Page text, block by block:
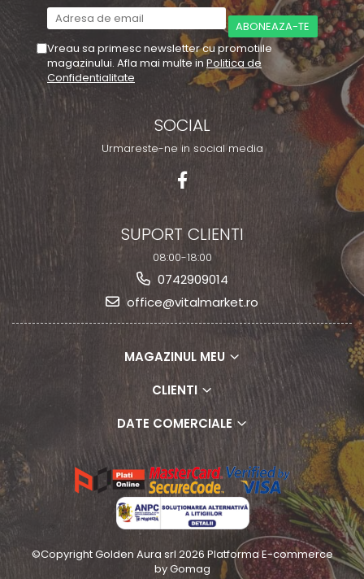
Vreau sa primesc newsletter cu promotiile
magazinului. Afla mai multe in Politica de
Confidentialitate
SOCIAL
Urmareste-ne in social media
SUPORT CLIENTI
08:00-18:00
0742909014
office@vitalmarket.ro
MAGAZINUL MEU
CLIENTI
DATE COMERCIALE
©Copyright Golden Aura srl 2026 Platforma E-commerce
by Gomag